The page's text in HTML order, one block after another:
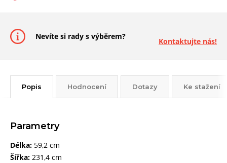
Nevíte si rady s výběrem?
Kontaktujte nás!
Popis Hodnocení Dotazy Ke stažení
Parametry
Délka: 59,2 cm
Šířka: 231,4 cm